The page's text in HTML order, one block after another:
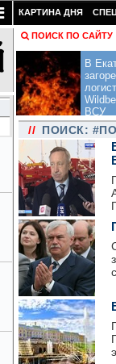
КАРТИНА ДНЯ
ПОИСК ПО САЙТУ
В
ВСУ
// ПОИСК: